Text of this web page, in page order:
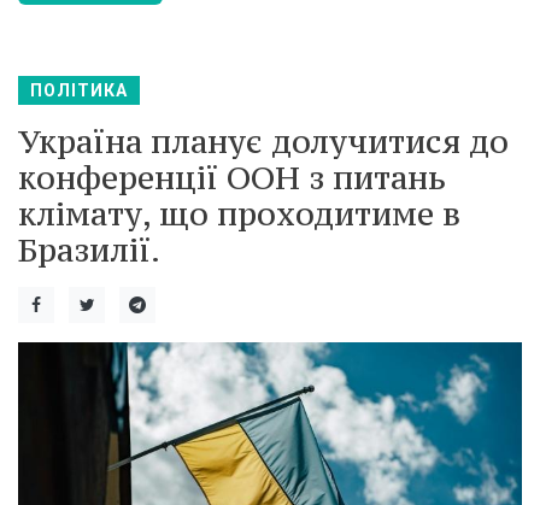
ПОЛІТИКА
Україна планує долучитися до
конференції ООН з питань
клімату, що проходитиме в
Бразилії.